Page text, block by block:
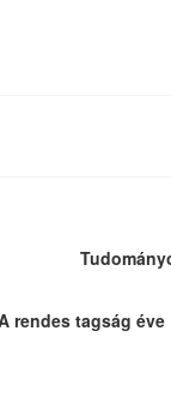
rendes tagság éve